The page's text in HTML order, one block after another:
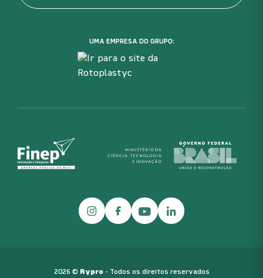
UMA EMPRESA DO GRUPO:
InstagramFacebookYoutubeLinkedIn
2026 © Rypro- Todos os direitos reservados